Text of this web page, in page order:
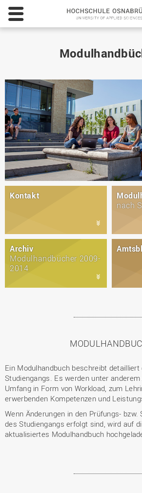
Kontakt
nach
Archiv
Modulhandbücher 2009-
2014
Ein Modulhandbuch beschreibt detailliert
Studiengangs. Es werden unter anderem
Umfang in Form von Workload, zum
erwerbenden Kompetenzen und
Wenn Änderungen in den Prüfungs- bzw.
des Studiengangs erfolgt sind, wird auf
aktualisiertes Modulhandbuch